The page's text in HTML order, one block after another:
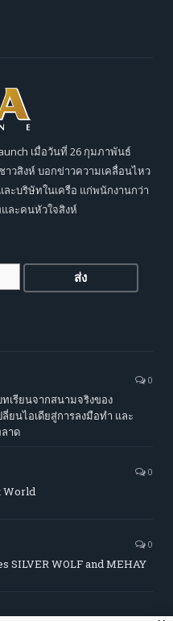
เมื่อวันที่ 26 กุมภาพันธ์
าวสิงห์ บอกข่าวความเคลื่อนไหว
ะบริษัทในเครือ แก่พนักงานกว่า
และคนหัวใจสิงห์
0
เรียนจากสนามจริงของ
ยนไอเดียสู่การลงมือทำ และ
าด
0
World
0
SILVER WOLF and MEHAY